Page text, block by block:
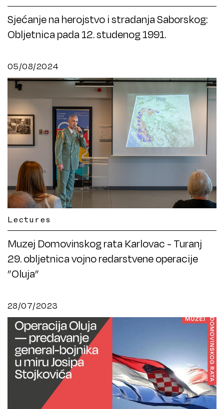
Sjećanje na herojstvo i stradanja Saborskog:
Obljetnica pada 12. studenog 1991.
05/08/2024
Lectures
Muzej Domovinskog rata Karlovac - Turanj
29. obljetnica vojno redarstvene operacije
”Oluja”
28/07/2023